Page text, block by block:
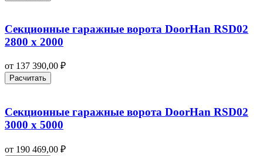
Секционные гаражные ворота DoorHan RSD02
2800 х 2000
от 137 390,00 ₽
Расчитать
Секционные гаражные ворота DoorHan RSD02
3000 х 5000
от 190 469,00 ₽